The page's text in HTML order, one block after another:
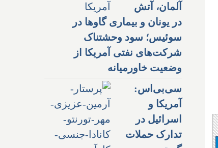
آلمان، آتش
در یونان و بیماری گاوها در
سوئیس؛ سود وحشتناک
شرکت‌های نفتی آمریکا از
وضعیت خاورمیانه
سی‌بی‌اس:
آمریکا و
اسرائیل در
تدارک حملات